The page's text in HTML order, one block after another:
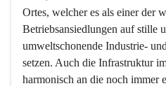
Ortes, welcher es als einer der
Betriebsansiedlungen auf stille
umweltschonende Industrie-
setzen. Auch die Infrastruktur
harmonisch an die noch immer